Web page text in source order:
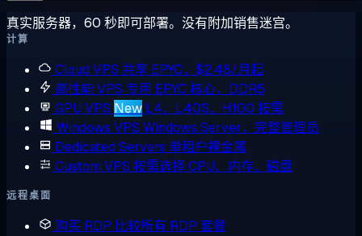
真实服务器，60 秒即可部署。没有附加销售迷宫。
计算
Cloud VPS 共享 EPYC，$2.48/月起
高性能 VPS 专用 EPYC 核心，DDR5
GPU VPS New L4、L40S、H100 按需
Windows VPS Windows Server，完整管理员
Dedicated Servers 单租户裸金属
Custom VPS 按需选择 CPU、内存、磁盘
远程桌面
购买 RDP 比较所有 RDP 套餐